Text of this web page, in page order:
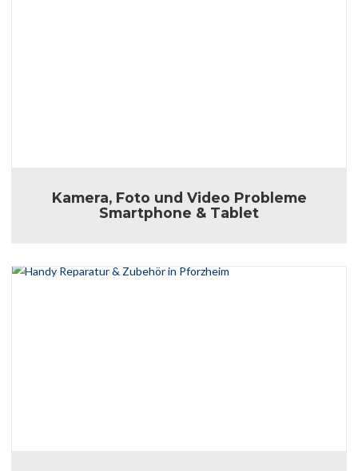
Kamera, Foto und Video Probleme
Smartphone & Tablet